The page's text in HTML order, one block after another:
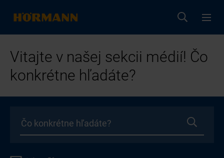
Vitajte v našej sekcii médií! Čo
konkrétne hľadáte?